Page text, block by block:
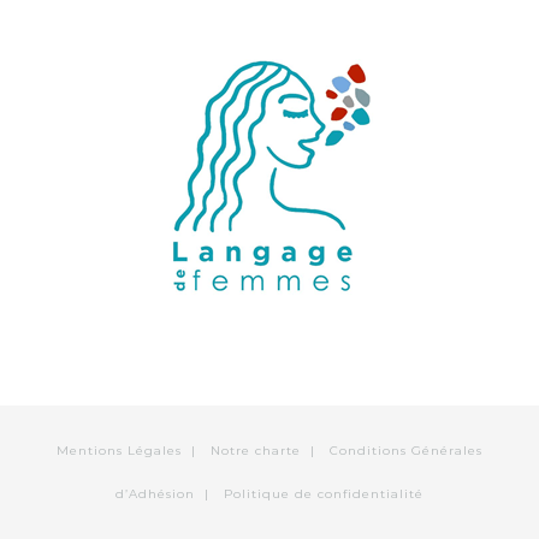
Mentions Légales | Notre charte | Conditions Générales
d’Adhésion | Politique de confidentialité